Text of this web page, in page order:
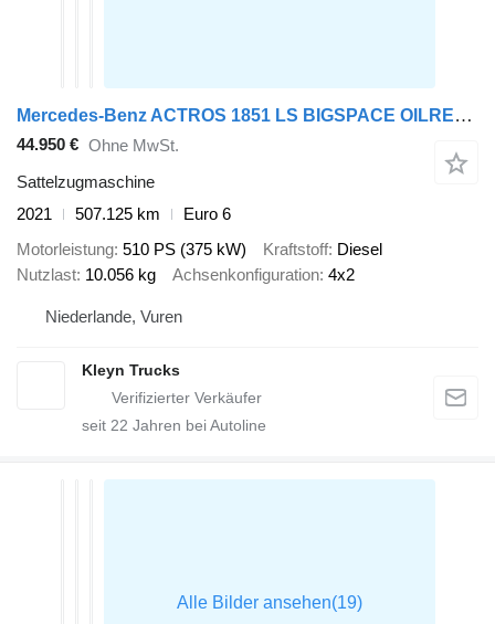
Mercedes-Benz ACTROS 1851 LS BIGSPACE OILRETARDER
44.950 € Ohne MwSt.
Sattelzugmaschine
2021
507.125 km
Euro 6
Motorleistung 510 PS (375 kW) Kraftstoff Diesel
Nutzlast 10.056 kg Achsenkonfiguration 4x2
Niederlande, Vuren
Kleyn Trucks
seit 22 Jahren bei Autoline